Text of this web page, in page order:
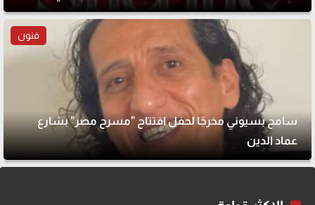
فنون
سامح بسيوني مخرجًا لحفل افتتاح "مسرح مصر" بشارع
عماد الدين